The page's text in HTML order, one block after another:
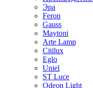
Эра
Feron
Gauss
Maytoni
Arte Lamp
Citilux
Eglo
Uniel
ST Luce
Odeon Light